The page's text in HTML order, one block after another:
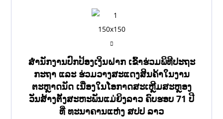
ສຳນັກງານປົກປ້ອງເງິນຝາກ ເຂົ້າຮ່ວມພິທີປະຖະ
ກະຖາ ແລະ ຮ່ວມວາງສະແດງສິນຄ້າໃນງານ
ຕະຫຼາດນັດ ເນື່ອງໃນໂອກາດສະເຫຼີມສະຫຼອງ
ວັນສ້າງຕັ້ງສະຫະພັນແມ່ຍິງລາວ ຄົບຮອບ 71 ປີ
ທີ່ ທະນາຄານແຫ່ງ ສປປ ລາວ